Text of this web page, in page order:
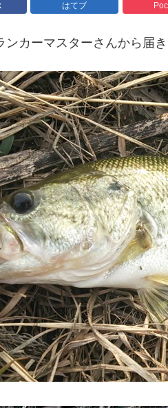
はてブ
カーマスターさんから届き